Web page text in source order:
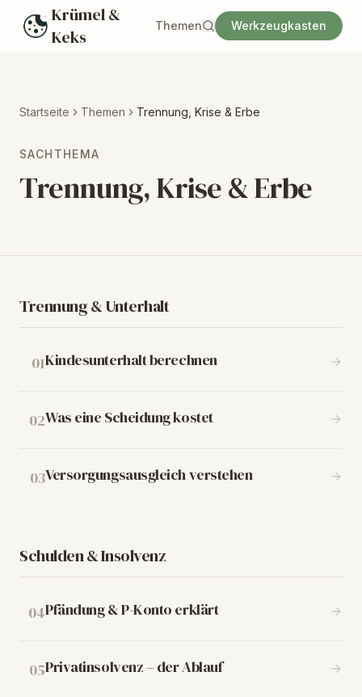
Krümel &
Keks
Themen Werkzeugkasten
Startseite Themen Trennung, Krise & Erbe
SACHTHEMA
Trennung, Krise & Erbe
Trennung & Unterhalt
01Kindesunterhalt berechnen
02Was eine Scheidung kostet
03Versorgungsausgleich verstehen
Schulden & Insolvenz
04Pfändung & P-Konto erklärt
05Privatinsolvenz – der Ablauf